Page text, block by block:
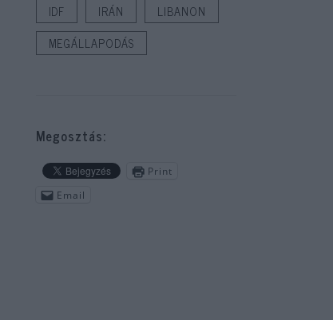
IDF
IRÁN
LIBANON
MEGÁLLAPODÁS
Megosztás:
Print
Email